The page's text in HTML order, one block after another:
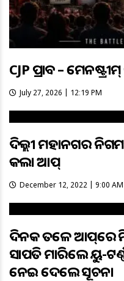
CJP ପ୍ରଭାବ –
July 27, 2026 | 12:19 PM
ଦିଲ୍ଲୀ ମହାନଗର
କଲା ଆପ୍‌
December 12, 2022 | 9:00 AM
ଦିନକ ତଳେ ଆପ୍‌ରେ
ସଭାପତି ମାରିଲେ ୟୁ-
ନେଇ ଦେଲେ ସୂଚନା